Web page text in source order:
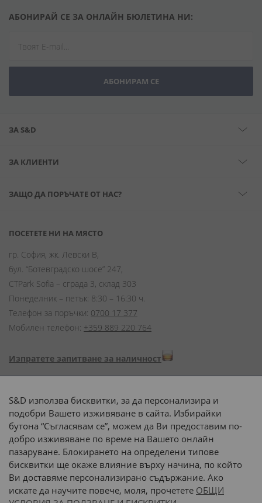
АБОНИРАЙ СЕ ЗА ОНЛАЙН БЮЛЕТИНА НИ:
АБОНИРАМ СЕ
ЗА S&D
ЗА КЛИЕНТИ
ЗАЩО ДА ПОРЪЧАТЕ ОТ НАС?
ПОСЕТЕТЕ НИ НА МЯСТО
гр. София, жк. Левски В,
бул. “Ботевградско шосе” 247,
CTPark Sofia – сграда 3, склад 303
Понеделник – петък: 8:30 – 16:30 ч.
Телефон за поръчки: 0700 17 377
Мобилен телефон: +359 889 220 764
Изпратете запитване за наличност
Начини на плащане:
Доставка до адрес с:
или
наш транспорт
S&D използва бисквитки, за да персонализира и
подобри Вашето изживяване в сайта. Избирайки
бутона “Съгласявам се”, можем да Ви предоставим по-
добро изживяване по време на Вашето онлайн
пазаруване. Блокирането на определени типове
бисквитки ще окаже влияние върху начина, по който
Ви доставяме персонализирано съдържание. Ако
искате да научите повече, моля, прочетете ОБЩИ